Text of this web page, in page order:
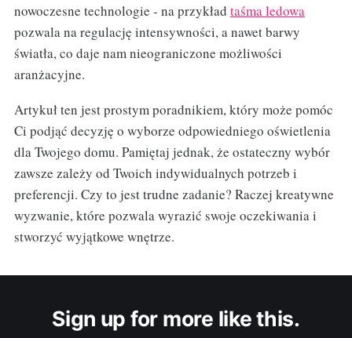
nowoczesne technologie - na przykład taśma ledowa
pozwala na regulację intensywności, a nawet barwy
światła, co daje nam nieograniczone możliwości
aranżacyjne.
Artykuł ten jest prostym poradnikiem, który może pomóc
Ci podjąć decyzję o wyborze odpowiedniego oświetlenia
dla Twojego domu. Pamiętaj jednak, że ostateczny wybór
zawsze zależy od Twoich indywidualnych potrzeb i
preferencji. Czy to jest trudne zadanie? Raczej kreatywne
wyzwanie, które pozwala wyrazić swoje oczekiwania i
stworzyć wyjątkowe wnętrze.
Sign up for more like this.